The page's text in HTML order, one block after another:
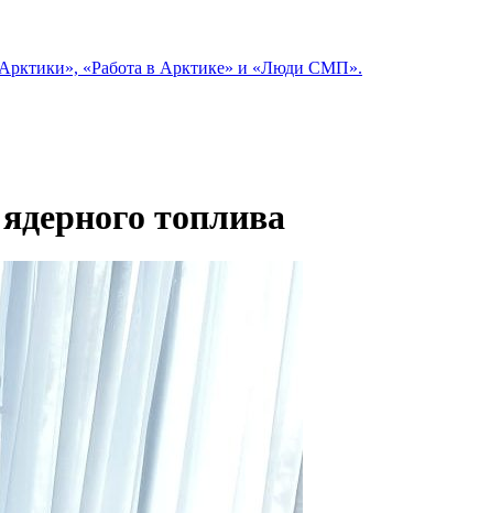
Арктики», «Работа в Арктике» и «Люди СМП».
топлива